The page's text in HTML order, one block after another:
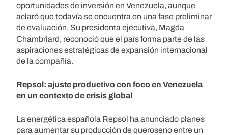
oportunidades de inversión en Venezuela, aunque
aclaró que todavía se encuentra en una fase preliminar
de evaluación. Su presidenta ejecutiva, Magda
Chambriard, reconoció que el país forma parte de las
aspiraciones estratégicas de expansión internacional
de la compañía.
Repsol: ajuste productivo con foco en Venezuela
en un contexto de crisis global
La energética española Repsol ha anunciado planes
para aumentar su producción de queroseno entre un